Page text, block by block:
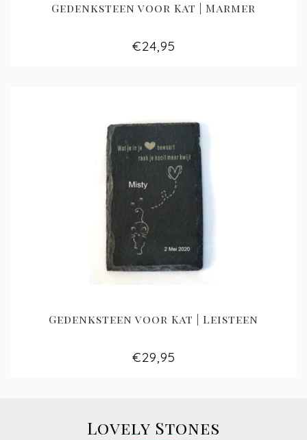
Gedenksteen voor Kat | Marmer
€24,95
Gedenksteen voor Kat | Leisteen
€29,95
Lovely Stones